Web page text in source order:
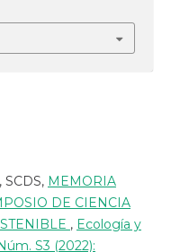
MEMORIA
DE CIENCIA
, Ecología y
S3 (2022):